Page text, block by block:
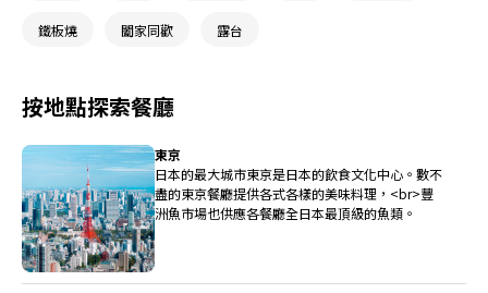
鐵板燒 闔家同歡 露台
按地點探索餐廳
東京
日本的最大城市東京是日本的飲食文化中心。數不
盡的東京餐廳提供各式各樣的美味料理，<br>豐
洲魚市場也供應各餐廳全日本最頂級的魚類。